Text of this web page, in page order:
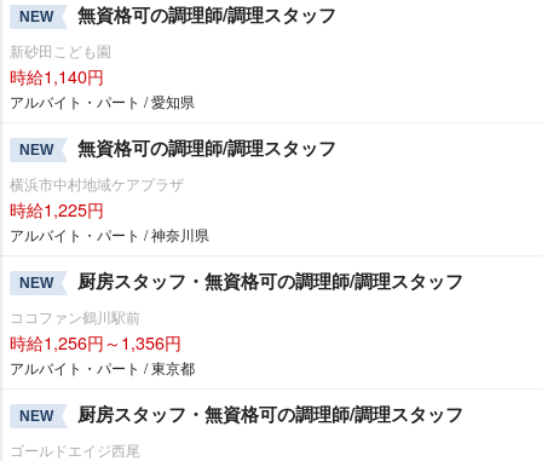
NEW 無資格可の調理師/調理スタッフ
新砂田こども園
時給1,140円
アルバイト・パート / 愛知県
NEW 無資格可の調理師/調理スタッフ
横浜市中村地域ケアプラザ
時給1,225円
アルバイト・パート / 神奈川県
NEW 厨房スタッフ・無資格可の調理師/調理スタッフ
ココファン鶴川駅前
時給1,256円～1,356円
アルバイト・パート / 東京都
NEW 厨房スタッフ・無資格可の調理師/調理スタッフ
ゴールドエイジ西尾